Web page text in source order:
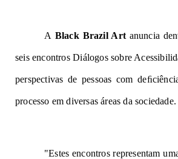
A Black Brazil Art anuncia
seis encontros Diálogos sobre
perspectivas de pessoas com
processo em diversas áreas da sociedade.
"Estes encontros representam